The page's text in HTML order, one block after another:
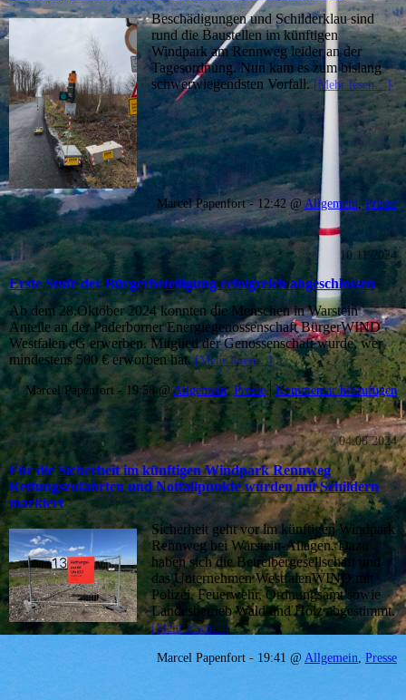
Beschädigungen und Schilderklau sind
rund die Baustellen im künftigen
Windpark am Rennweg leider an der
Tagesordnung. Nun kam es zum bislang
schwerwiegendsten Vorfall.[Mehr lesen…]
Marcel Papenfort - 12:42 @ Allgemein,Presse
10.11.2024
Erste Stufe der Bürgerbeteiligung erfolgreich abgeschlossen
Ab dem 28.Oktober 2024 konnten die Menschen in Warstein
Anteile an der Paderborner Energiegenossenschaft BürgerWIND
Westfalen eG erwerben. Mitglied der Genossenschaft wurde, wer
mindestens 500 € erworben hat.[Mehr lesen…]
Marcel Papenfort - 19:58 @Allgemein, Presse|Kommentar hinzufügen
04.08.2024
Für die Sicherheit im künftigen Windpark Rennweg
Rettungszufahrten und Notfallpunkte wurden mit Schildern
markiert
Sicherheit geht vor im künftigen Windpark
Rennweg bei Warstein-Allagen. Dazu
haben sich die Betreibergesellschaft und
das Unternehmen WestfalenWIND mit
Polizei, Feuerwehr, Ordnungsamt sowie
Landesbetrieb Wald und Holz abgestimmt.
[Mehr lesen…]
Marcel Papenfort - 19:41 @ Allgemein Presse